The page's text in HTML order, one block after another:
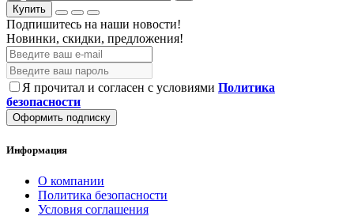
Купить
Подпишитесь на наши новости!
Новинки, скидки, предложения!
Я прочитал и согласен с условиями Политика
безопасности
Оформить подписку
Информация
О компании
Политика безопасности
Условия соглашения